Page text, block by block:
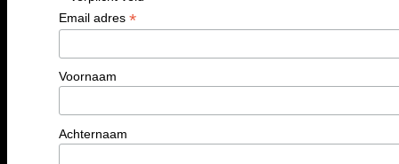
Email adres *
Voornaam
Achternaam